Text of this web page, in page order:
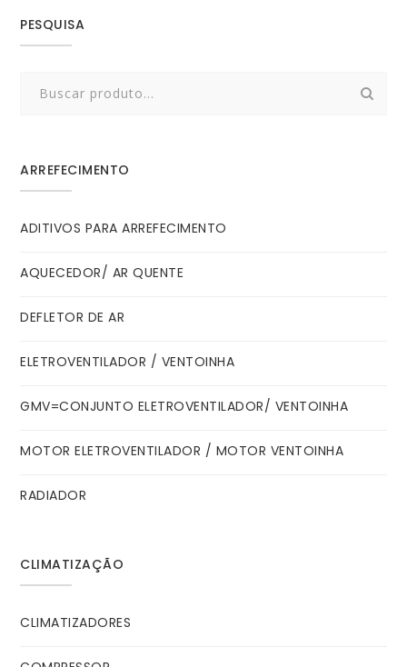
PESQUISA
ARREFECIMENTO
ADITIVOS PARA ARREFECIMENTO
AQUECEDOR/ AR QUENTE
DEFLETOR DE AR
ELETROVENTILADOR / VENTOINHA
GMV=CONJUNTO ELETROVENTILADOR/ VENTOINHA
MOTOR ELETROVENTILADOR / MOTOR VENTOINHA
RADIADOR
CLIMATIZAÇÃO
CLIMATIZADORES